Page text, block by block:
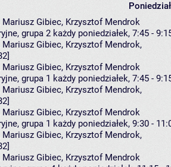
Gibiec, Krzysztof Mendrok
grupa 2 każdy poniedziałek, 7:45 -
Mariusz Gibiec, Krzysztof Mendrok,
Gibiec, Krzysztof Mendrok
grupa 1 każdy poniedziałek, 7:45 -
Mariusz Gibiec, Krzysztof Mendrok,
Gibiec, Krzysztof Mendrok
grupa 1 każdy poniedziałek, 9:30 -
Mariusz Gibiec, Krzysztof Mendrok,
Gibiec, Krzysztof Mendrok